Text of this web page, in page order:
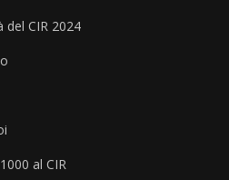
del CIR 2024
al CIR